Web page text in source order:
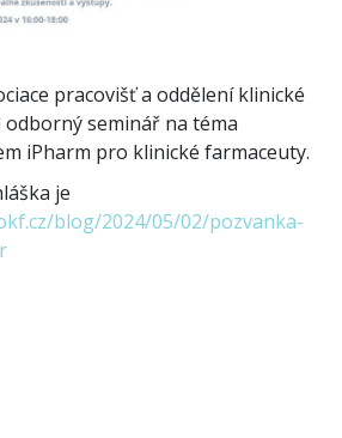
pracovišť a oddělení klinické
seminář na téma
iPharm pro klinické farmaceuty.
je
blog/2024/05/02/pozvanka-